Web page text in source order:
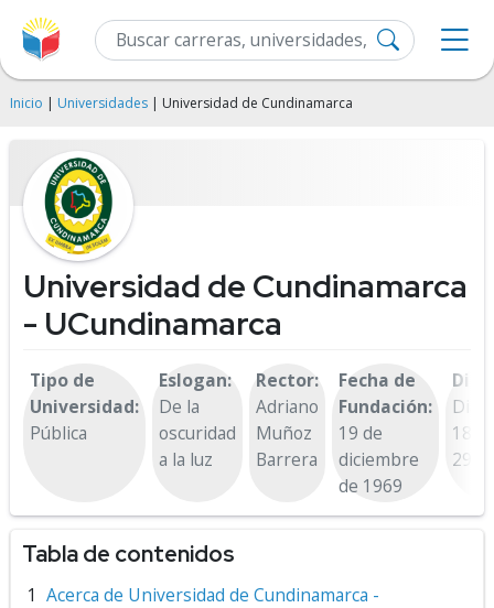
Inicio | Universidades | Universidad de Cundinamarca
Universidad de Cundinamarca
- UCundinamarca
Tipo de
Universidad:
Pública
Eslogan:
De la
oscuridad
a la luz
Rector:
Adriano
Muñoz
Barrera
Fecha de
Fundación:
19 de
diciembre
de 1969
18
29
Tabla de contenidos
Acerca de Universidad de Cundinamarca -